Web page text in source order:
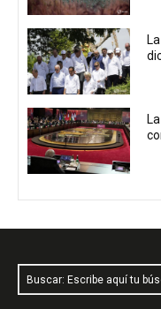
Buscar: Escribe aquí tu